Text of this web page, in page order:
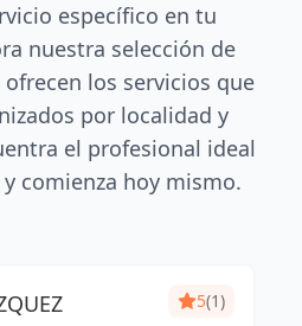
específico en tu
nuestra selección de
los servicios que
por localidad y
el profesional ideal
comienza hoy mismo.
5(1)